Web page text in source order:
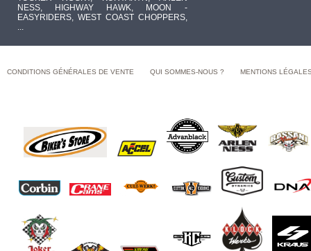
NESS, HIGHWAY HAWK, MOON -
EASYRIDERS, WEST COAST CHOPPERS,
...
CONDITIONS GÉNÉRALES DE VENTE QUI SOMMES-NOUS ? MENTIONS